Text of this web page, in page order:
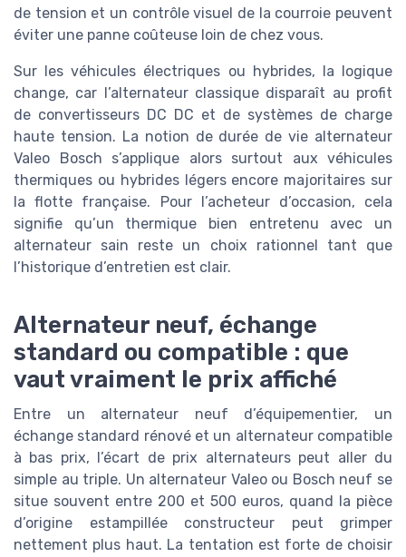
de tension et un contrôle visuel de la courroie peuvent
éviter une panne coûteuse loin de chez vous.
Sur les véhicules électriques ou hybrides, la logique
change, car l’alternateur classique disparaît au profit
de convertisseurs DC DC et de systèmes de charge
haute tension. La notion de durée de vie alternateur
Valeo Bosch s’applique alors surtout aux véhicules
thermiques ou hybrides légers encore majoritaires sur
la flotte française. Pour l’acheteur d’occasion, cela
signifie qu’un thermique bien entretenu avec un
alternateur sain reste un choix rationnel tant que
l’historique d’entretien est clair.
Alternateur neuf, échange
standard ou compatible : que
vaut vraiment le prix affiché
Entre un alternateur neuf d’équipementier, un
échange standard rénové et un alternateur compatible
à bas prix, l’écart de prix alternateurs peut aller du
simple au triple. Un alternateur Valeo ou Bosch neuf se
situe souvent entre 200 et 500 euros, quand la pièce
d’origine estampillée constructeur peut grimper
nettement plus haut. La tentation est forte de choisir